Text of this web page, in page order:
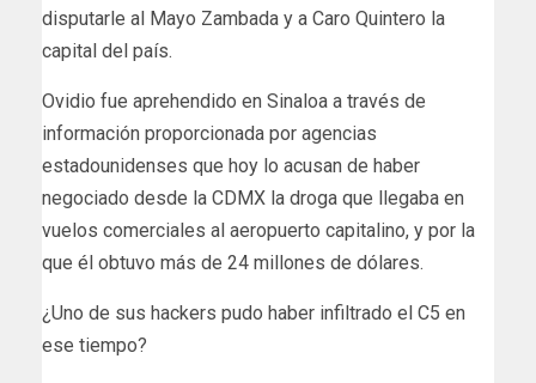
disputarle al Mayo Zambada y a Caro Quintero la
capital del país.
Ovidio fue aprehendido en Sinaloa a través de
información proporcionada por agencias
estadounidenses que hoy lo acusan de haber
negociado desde la CDMX la droga que llegaba en
vuelos comerciales al aeropuerto capitalino, y por la
que él obtuvo más de 24 millones de dólares.
¿Uno de sus hackers pudo haber infiltrado el C5 en
ese tiempo?